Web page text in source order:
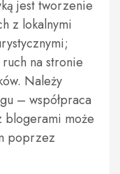
jest tworzenie
z lokalnymi
na stronie
Należy
– współpraca
blogerami może
poprzez